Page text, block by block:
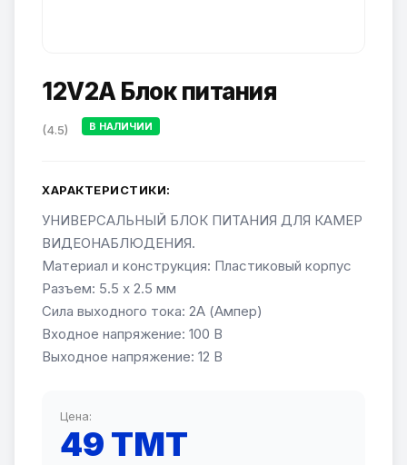
12V2A Блок питания
(4.5) В НАЛИЧИИ
ХАРАКТЕРИСТИКИ:
УНИВЕРСАЛЬНЫЙ БЛОК ПИТАНИЯ ДЛЯ КАМЕР
ВИДЕОНАБЛЮДЕНИЯ.
Материал и конструкция: Пластиковый корпус
Разъем: 5.5 x 2.5 мм
Сила выходного тока: 2A (Ампер)
Входное напряжение: 100 В
Выходное напряжение: 12 В
Цена:
49 TMT